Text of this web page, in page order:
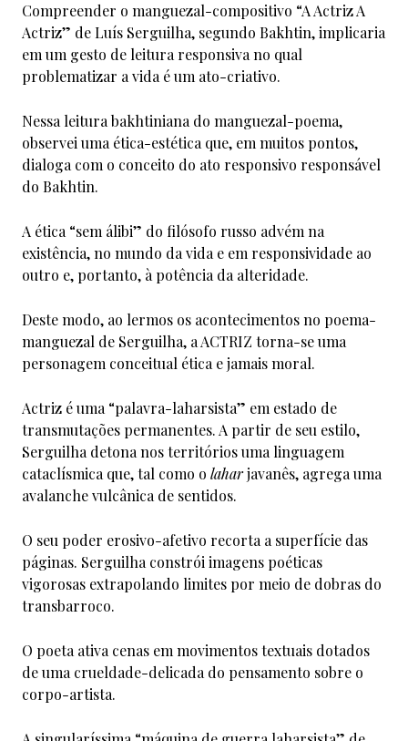
Compreender o manguezal-compositivo “A Actriz A
Actriz” de Luís Serguilha, segundo Bakhtin, implicaria
em um gesto de leitura responsiva no qual
problematizar a vida é um ato-criativo.
Nessa leitura bakhtiniana do manguezal-poema,
observei uma ética-estética que, em muitos pontos,
dialoga com o conceito do ato responsivo responsável
do Bakhtin.
A ética “sem álibi” do filósofo russo advém na
existência, no mundo da vida e em responsividade ao
outro e, portanto, à potência da alteridade.
Deste modo, ao lermos os acontecimentos no poema-
manguezal de Serguilha, a ACTRIZ torna-se uma
personagem conceitual ética e jamais moral.
Actriz é uma “palavra-laharsista” em estado de
transmutações permanentes. A partir de seu estilo,
Serguilha detona nos territórios uma linguagem
cataclísmica que, tal como o laharjavanês, agrega uma
avalanche vulcânica de sentidos.
O seu poder erosivo-afetivo recorta a superfície das
páginas. Serguilha constrói imagens poéticas
vigorosas extrapolando limites por meio de dobras do
transbarroco.
O poeta ativa cenas em movimentos textuais dotados
de uma crueldade-delicada do pensamento sobre o
corpo-artista.